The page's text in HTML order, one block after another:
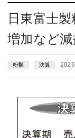
日東富士
増加など
粉類 決算